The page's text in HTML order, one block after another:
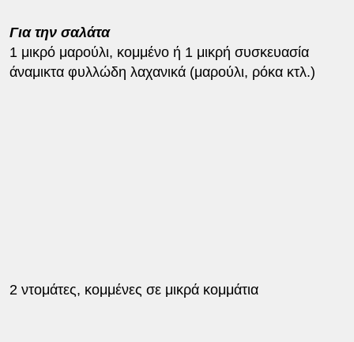
Για την σαλάτα
1 μικρό μαρούλι, κομμένο ή 1 μικρή συσκευασία
άναμικτα φυλλώδη λαχανικά (μαρούλι, ρόκα κτλ.)
2 ντομάτες, κομμένες σε μικρά κομμάτια